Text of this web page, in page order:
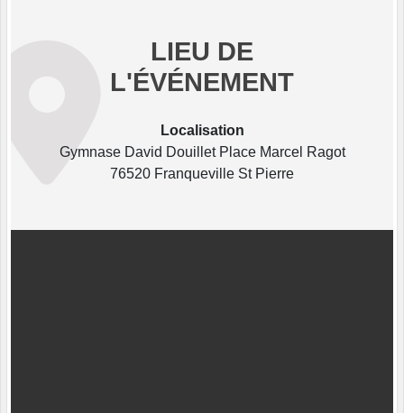
LIEU DE
L'ÉVÉNEMENT
Localisation
Gymnase David Douillet Place Marcel Ragot
76520 Franqueville St Pierre